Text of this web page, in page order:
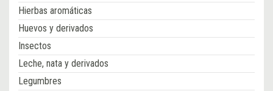
Hierbas aromáticas
Huevos y derivados
Insectos
Leche, nata y derivados
Legumbres